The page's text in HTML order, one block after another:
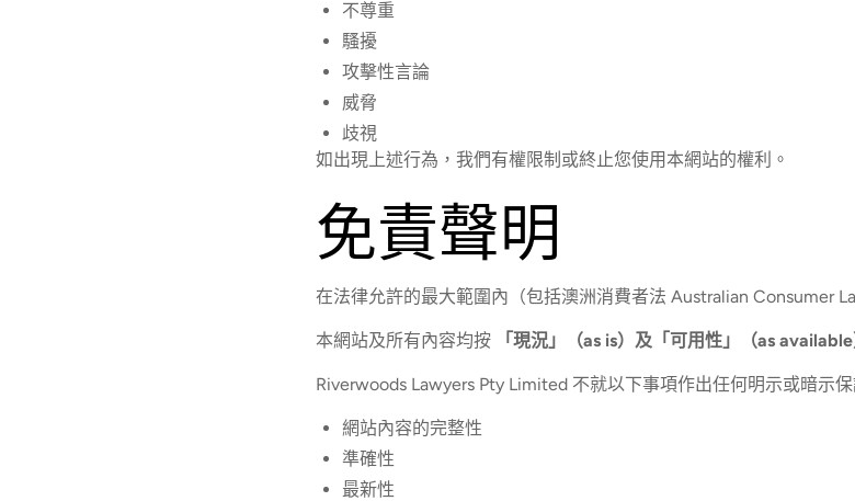
不尊重
騷擾
攻擊性言論
威脅
歧視
如出現上述行為，我們有權限制或終止您使用本網站的權利。
免責聲明
在法律允許的最大範圍內（包括澳洲消費者法 Australian Consumer
本網站及所有內容均按 「現況」（as is）及「可用性」（as available
Riverwoods Lawyers Pty Limited 不就以下事項作出任何明示或暗示保
網站內容的完整性
準確性
最新性